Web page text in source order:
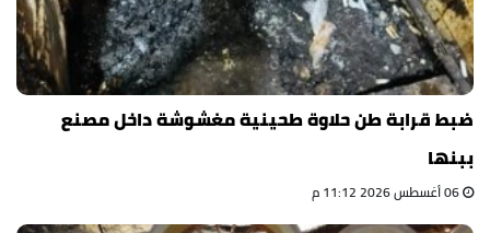
ضبط قرابة طن حلاوة طحينية مغشوشة داخل مصنع
ببنها